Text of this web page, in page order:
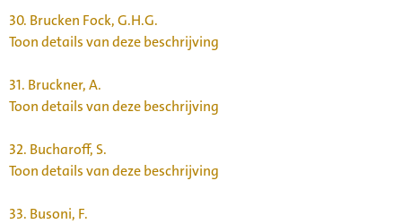
30. Brucken Fock, G.H.G.
Toon details van deze beschrijving
31. Bruckner, A.
Toon details van deze beschrijving
32. Bucharoff, S.
Toon details van deze beschrijving
33. Busoni, F.